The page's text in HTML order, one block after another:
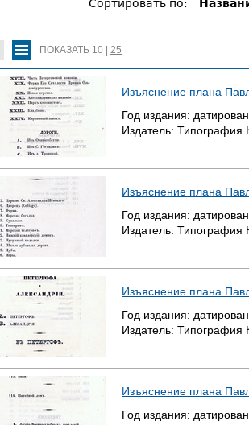
Сортировать по:
ПОКАЗАТЬ 10 25
Изъяснение плана
Год издания:
Издатель: Типография
Изъяснение плана
Год издания:
Издатель: Типография
Изъяснение плана
Год издания:
Издатель: Типография
Изъяснение плана
Год издания: